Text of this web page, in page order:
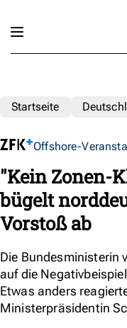
Startseite
Offshore-
"Kein Zonen-
bügelt
Vorstoß ab
Die Bundesministerin
auf die
Etwas anders
Ministerpräsidentin